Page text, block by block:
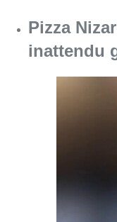
Pizza
inattendu